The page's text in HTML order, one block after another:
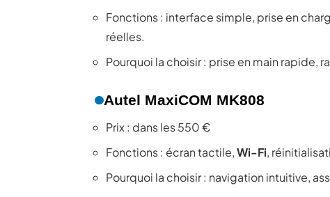
Fonctions : interface simple, prise en
réelles.
Pourquoi la choisir : prise en main rapide,
Autel MaxiCOM MK808
Prix : dans les 550 €
Fonctions : écran tactile,Wi-Fi,
Pourquoi la choisir : navigation intuitive,